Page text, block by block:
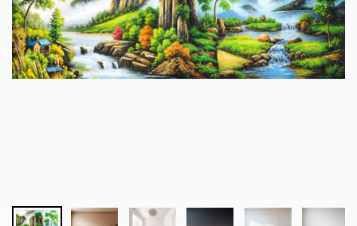
TRANH PHONG THỦY
TRANH HOA